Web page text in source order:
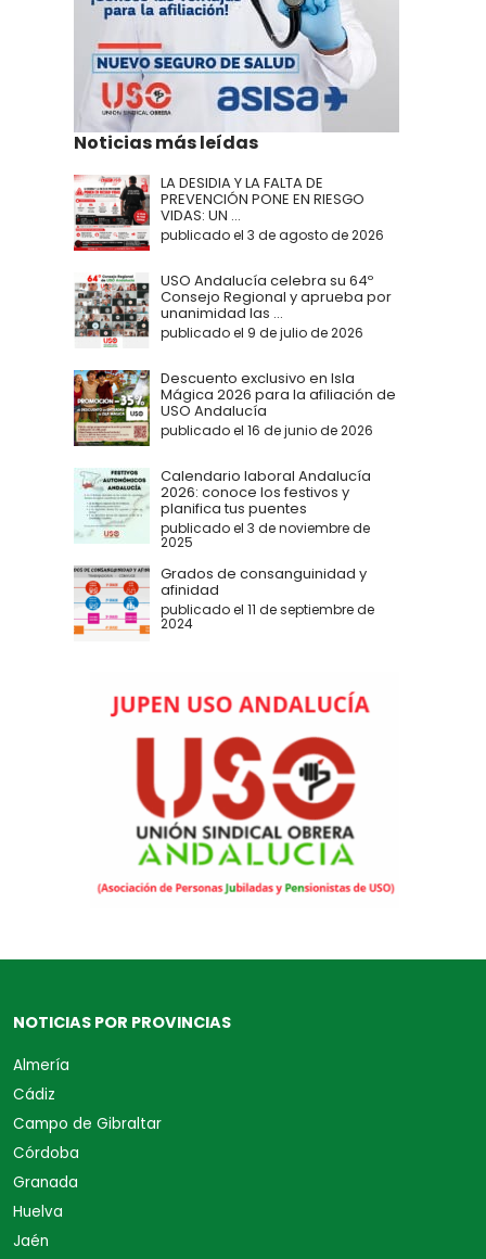
Noticias más leídas
LA DESIDIA Y LA FALTA DE
PREVENCIÓN PONE EN RIESGO
VIDAS: UN ...
publicado el 3 de agosto de 2026
USO Andalucía celebra su 64º
Consejo Regional y aprueba por
unanimidad las ...
publicado el 9 de julio de 2026
Descuento exclusivo en Isla
Mágica 2026 para la afiliación de
USO Andalucía
publicado el 16 de junio de 2026
Calendario laboral Andalucía
2026: conoce los festivos y
planifica tus puentes
publicado el 3 de noviembre de
2025
Grados de consanguinidad y
afinidad
publicado el 11 de septiembre de
2024
NOTICIAS POR PROVINCIAS
Almería
Cádiz
Campo de Gibraltar
Córdoba
Granada
Huelva
Jaén